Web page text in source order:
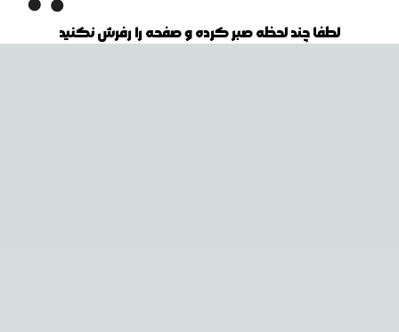
لطفا چند لحظه صبر کرده و صفحه را رفرش نکنید